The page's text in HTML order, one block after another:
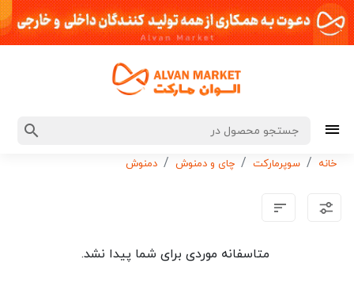
خانه سوپرمارکت چای و دمنوش دمنوش
متاسفانه موردی برای شما پیدا نشد.